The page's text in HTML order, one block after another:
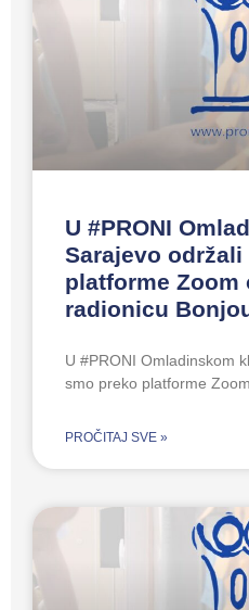
U #PRONI
Sarajevo
platforme Zoom
radionicu
U #PRONI Omladinskom
smo preko platforme Zoom
PROČITAJ SVE »